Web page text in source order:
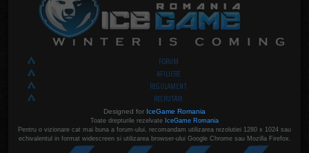
FORUM
AFILIERE
REGULAMENT
RECRUTARI
Designed for IceGame Romania
Toate drepturile rezelvate IceGame Romania
Pentru o vizionare cat mai buna a forum-ului, recomandam utilizarea rezolutiei 1280 x 1024 sau
echivalentul in format widescreen si utilizarea browser-ului Google Chrome sau Mozilla Firefox.